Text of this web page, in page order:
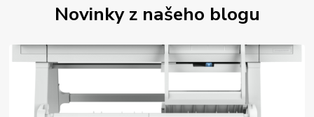
Novinky z našeho blogu